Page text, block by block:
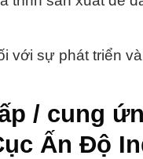
với sự phát triển
/ cung
Ấn Độ